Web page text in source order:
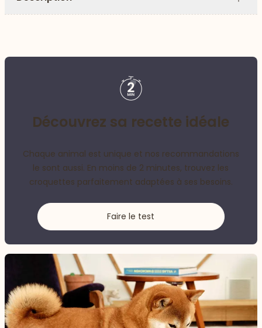
Plus
Découvrez sa recette idéale
Chaque animal est unique et nos recommandations
le sont aussi. En moins de 2 minutes, trouvez les
croquettes parfaitement adaptées à ses besoins.
Faire le test